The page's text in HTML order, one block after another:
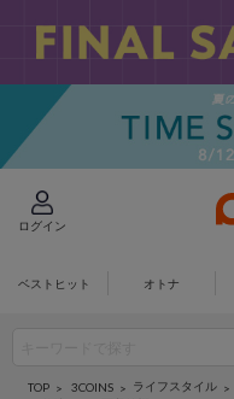
ログイン
ベストヒット オトナ
TOP 3COINS ライフスタイル